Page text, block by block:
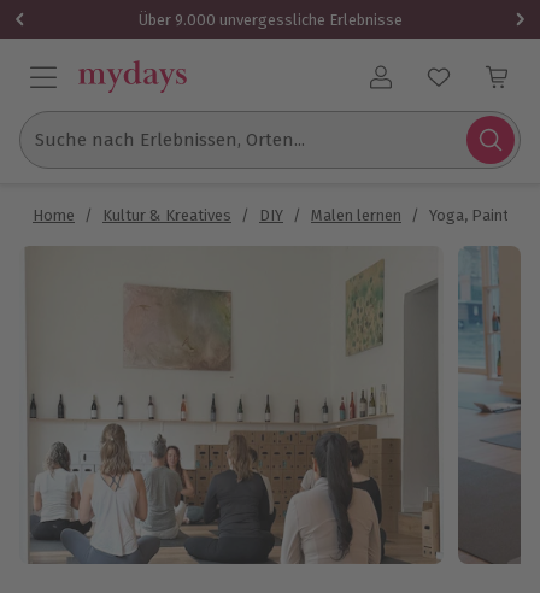
Über 9.000 unvergessliche Erlebnisse
Benutzerkonto
Suche nach Erlebnissen, Orten...
Home / Kultur & Kreatives / DIY / Malen lernen / Yoga, Paint &